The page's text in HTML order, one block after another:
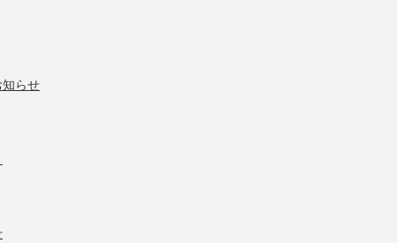
らせ